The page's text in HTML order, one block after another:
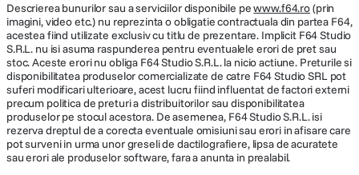
Descrierea bunurilor sau a serviciilor disponibile pewww.f64.ro(prin
imagini, video etc.) nu reprezinta o obligatie contractuala din partea F64,
acestea fiind utilizate exclusiv cu titlu de prezentare. Implicit F64 Studio
S.R.L. nu isi asuma raspunderea pentru eventualele erori de pret sau
stoc. Aceste erori nu obliga F64 Studio S.R.L. la nicio actiune. Preturile si
disponibilitatea produselor comercializate de catre F64 Studio SRL pot
suferi modificari ulterioare, acest lucru fiind influentat de factori externi
precum politica de preturi a distribuitorilor sau disponibilitatea
produselor pe stocul acestora. De asemenea, F64 Studio S.R.L. isi
rezerva dreptul de a corecta eventuale omisiuni sau erori in afisare care
pot surveni in urma unor greseli de dactilografiere, lipsa de acuratete
sau erori ale produselor software, fara a anunta in prealabil.